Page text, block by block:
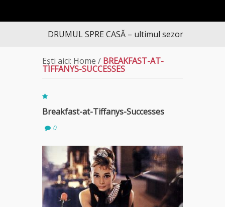
DRUMUL SPRE CASĂ – ultimul sezon te aduce la
Ești aici: Home / BREAKFAST-AT-
TIFFANYS-SUCCESSES
Breakfast-at-Tiffanys-Successes
0